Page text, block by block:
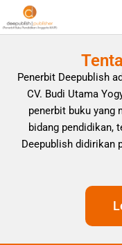
Penerbit Deepublish
CV. Budi Utama
penerbit buku yang
bidang pendidikan,
Deepublish didirikan